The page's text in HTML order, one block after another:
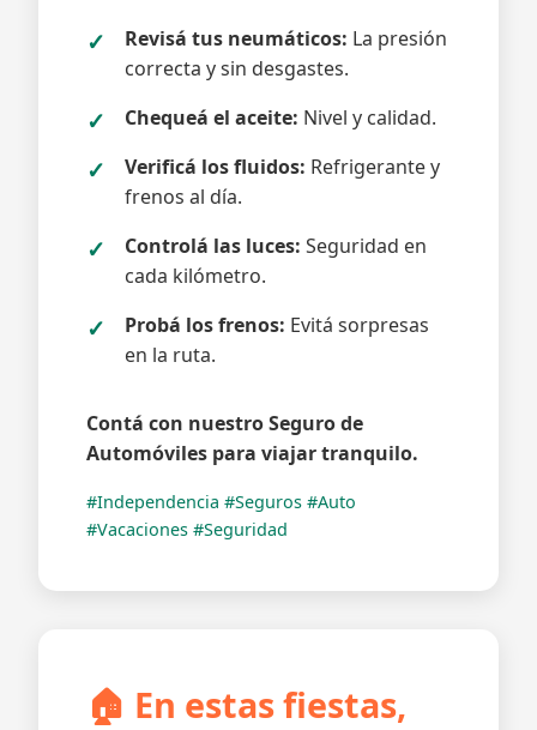
Revisá tus neumáticos: La presión
correcta y sin desgastes.
Chequeá el aceite: Nivel y calidad.
Verificá los fluidos: Refrigerante y
frenos al día.
Controlá las luces: Seguridad en
cada kilómetro.
Probá los frenos: Evitá sorpresas
en la ruta.
Contá con nuestro Seguro de
Automóviles para viajar tranquilo.
#Independencia #Seguros #Auto
#Vacaciones #Seguridad
🏠 En estas fiestas,